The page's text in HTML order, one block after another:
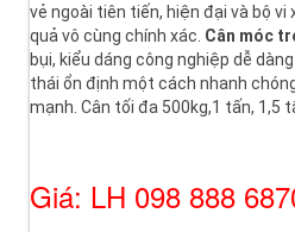
vẻ ngoài tiên tiến, hiện đại và bộ
quả vô cùng chính xác. Cân móc
bụi, kiểu dáng công nghiệp dễ
thái ổn định một cách nhanh
mạnh. Cân tối đa 500kg,1 tấn, 1,5
Giá: LH 098 888